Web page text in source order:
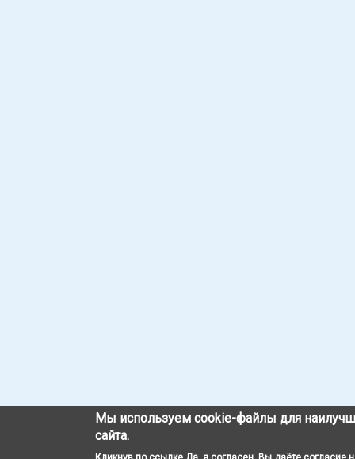
Мы используем cookie-файлы для
сайта.